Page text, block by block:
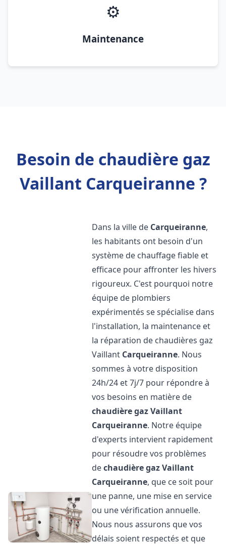
⚙️
Maintenance
Besoin de chaudière gaz
Vaillant Carqueiranne ?
Dans la ville de Carqueiranne,
les habitants ont besoin d'un
système de chauffage fiable et
efficace pour affronter les hivers
rigoureux. C'est pourquoi notre
équipe de plombiers
expérimentés se spécialise dans
l'installation, la maintenance et
la réparation de chaudières gaz
Vaillant Carqueiranne. Nous
sommes à votre disposition
24h/24 et 7j/7 pour répondre à
vos besoins en matière de
chaudière gaz Vaillant
Carqueiranne. Notre équipe
d'experts intervient rapidement
pour résoudre vos problèmes
dechaudière gaz Vaillant
Carqueiranne, que ce soit pour
une panne, une mise en service
ou une vérification annuelle.
Nous nous assurons que vos
délais soient respectés et que